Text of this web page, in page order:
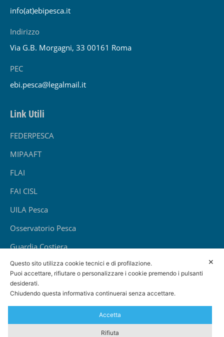
info(at)ebipesca.it
Indirizzo
Via G.B. Morgagni, 33 00161 Roma
PEC
ebi.pesca@legalmail.it
Link Utili
FEDERPESCA
MIPAAFT
FLAI
FAI CISL
UILA Pesca
Osservatorio Pesca
Guardia Costiera
INAIL
INPS
© 2020 Tutti i diritti riservati — EBI PESCA - C.F.
✕
Questo sito utilizza cookie tecnici e di profilazione.
Puoi accettare, rifiutare o personalizzare i cookie premendo i pulsanti
desiderati.
Chiudendo questa informativa continuerai senza accettare.
Accetta
Rifiuta